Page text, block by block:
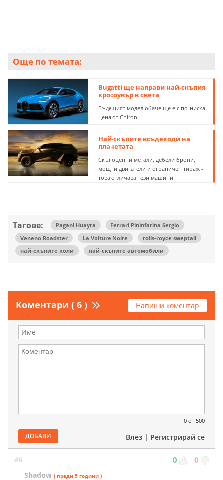
Още по темата:
Bugatti ще направи най-скъпия
кросоувър в света
Бъдещият модел обаче ще е с по-ниска
цена от Chiron
Най-скъпите всъдеходи на
планетата
Скъпоценни метали, дебели брони,
мощни двигатели и ограничен тираж -
това отличава тези машини
Тагове: Pagani Huayra
Ferrari Pininfarina Sergio
Veneno Roadster
La Voiture Noire
rolls-royce sweptail
най-скъпите коли
най-скъпите автомобили
Коментари ( 6 ) Напиши коментар
0 от 500
ДОБАВИ Влез | Регистрирай се
#6 0 0
Shadow ( преди 5 години )